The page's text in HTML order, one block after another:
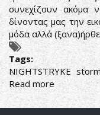
συνεχίζουν ακόμα
δίνοντας μας την
μόδα αλλά (ξανα)ήρθε
Tags:
NIGHTSTRYKE
Read more about
NWOTHM
Vol.245